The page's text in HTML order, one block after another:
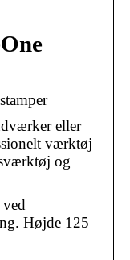
eller
værktøj
og
Højde 125